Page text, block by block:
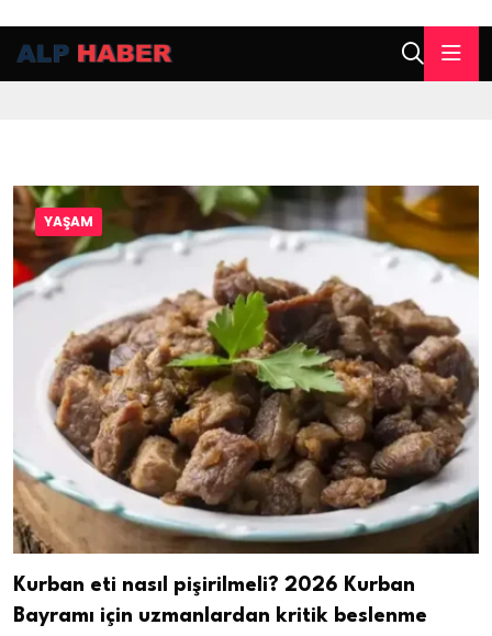
YAŞAM
Kurban eti nasıl pişirilmeli? 2026 Kurban
Bayramı için uzmanlardan kritik beslenme